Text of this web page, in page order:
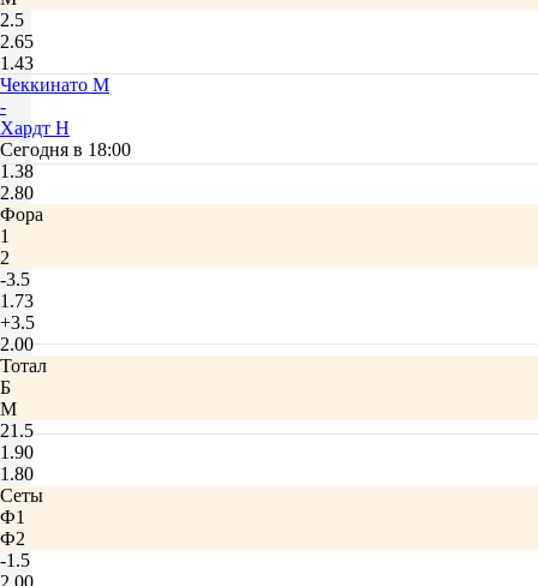
2.5
2.65
1.43
Чеккинато М
-
Хардт Н
Сегодня в 18:00
1.38
2.80
Фора
1
2
-3.5
1.73
+3.5
2.00
Тотал
Б
М
21.5
1.90
1.80
Сеты
Ф1
Ф2
-1.5
2.00